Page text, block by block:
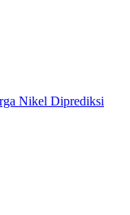
Nikel Diprediksi